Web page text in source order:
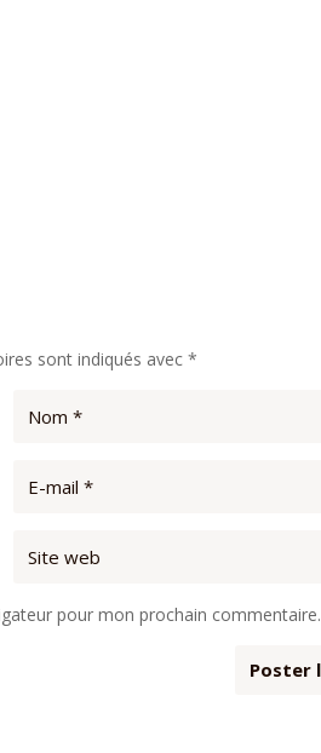
sont indiqués avec*
pour mon prochain commentaire.